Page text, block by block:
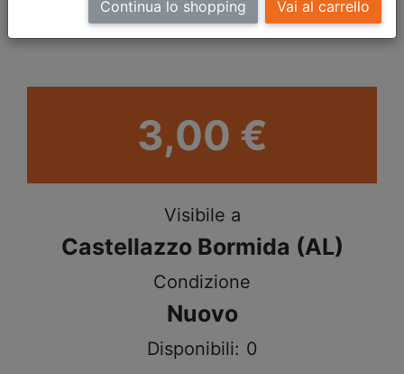
Continua lo shopping Vai al carrello
3,00 €
Visibile a
Castellazzo Bormida (AL)
Condizione
Nuovo
Disponibili: 0